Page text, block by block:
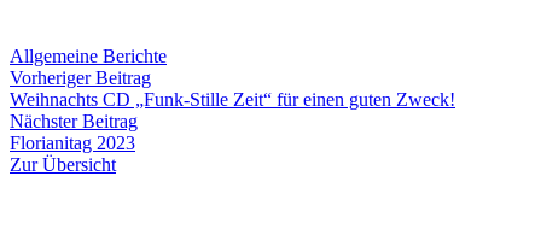
Allgemeine Berichte
Beitragsnavigation
Vorheriger BeitragVorheriger
Beitrag:
Weihnachts CD „Funk-Stille Zeit“ für einen guten Zweck!
Nächster BeitragNächster
Florianitag 2023
Zur Übersicht